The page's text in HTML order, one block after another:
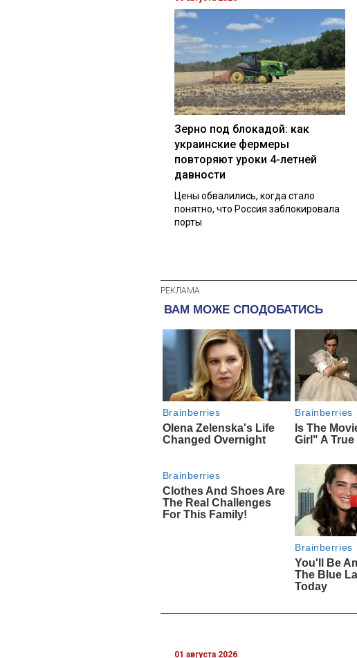
Зерно под блокадой: как
украинские фермеры
повторяют уроки 4-летней
давности
Цены обвалились, когда стало
понятно, что Россия заблокировала
порты
01 августа 2026